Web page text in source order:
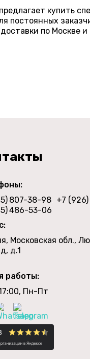
купить
постоянных
по Москве
807-38-98 +7 (926)
486-53-06
Московская обл.,
д.1
работы:
Пн-Пт